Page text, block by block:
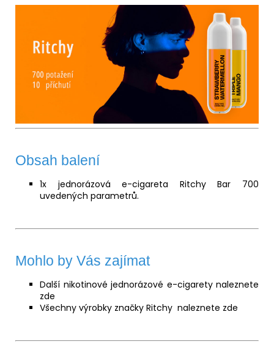
Obsah balení
1x jednorázová e-cigareta Ritchy Bar 700
uvedených parametrů.
Mohlo by Vás zajímat
Další nikotinové jednorázové e-cigarety naleznete
zde
Všechny výrobky značky Ritchy naleznete zde